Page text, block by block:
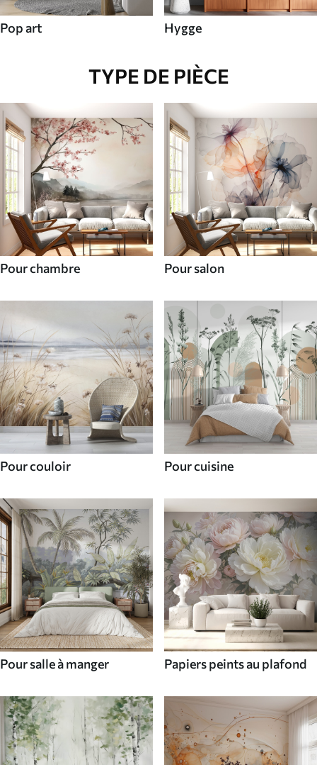
Pop art Hygge
TYPE DE PIÈCE
Pour chambre Pour salon
Pour couloir Pour cuisine
Pour salle à manger Papiers peints au plafond